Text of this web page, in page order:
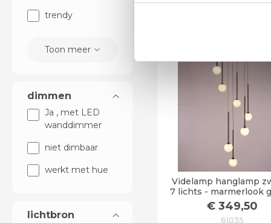
trendy
Toon meer
dimmen
Ja , met LED
wanddimmer
niet dimbaar
werkt met hue
lichtbron
Videlamp hanglamp
7 lichts - marmerlook
bollen - 350cm
€ 349,50
61035